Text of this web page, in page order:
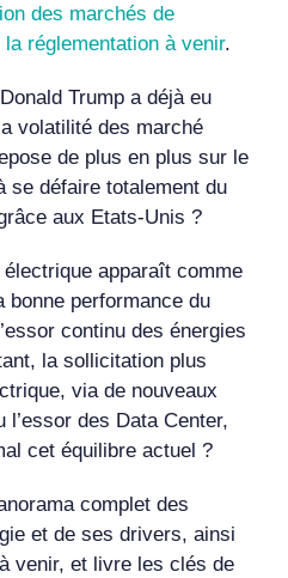
des marchés de
la réglementation à venir.
Trump a déjà eu
volatilité des marché
de plus en plus sur le
se défaire totalement du
aux Etats-Unis ?
apparaît comme
bonne performance du
continu des énergies
la sollicitation plus
via de nouveaux
l’essor des Data Center,
cet équilibre actuel ?
complet des
et de ses drivers, ainsi
venir, et livre les clés de